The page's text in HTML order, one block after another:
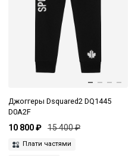
Джоггеры Dsquared2 DQ1445
D0A2F
10 800 ₽ 15 400 ₽
Плати частями